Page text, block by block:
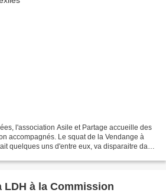
l'association Asile et Partage accueille des
accompagnés. Le squat de la Vendange à
quelques uns d'entre eux, va disparaitre dans
à la Commission